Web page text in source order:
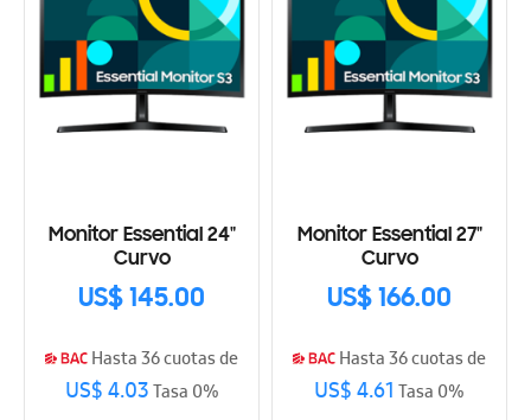
Monitor Essential 24"
Curvo
US$ 145.00
Hasta 36 cuotas de
US$ 4.03Tasa 0%
Monitor Essential 27"
Curvo
US$ 166.00
Hasta 36 cuotas de
US$ 4.61 Tasa 0%